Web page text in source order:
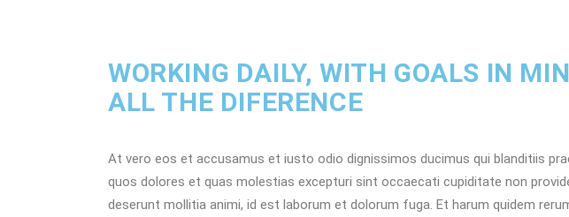
WORKING DAILY, WITH GOALS IN
ALL THE DIFERENCE
At vero eos et accusamus et iusto odio dignissimos ducimus qui blanditiis
quos dolores et quas molestias excepturi sint occaecati cupiditate non
deserunt mollitia animi, id est laborum et dolorum fuga. Et harum quidem